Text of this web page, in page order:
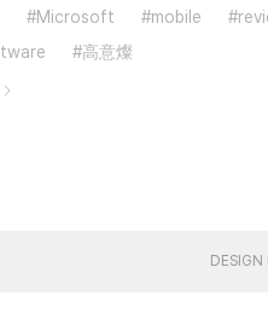
Microsoft mobile
高意燦
DESIGN